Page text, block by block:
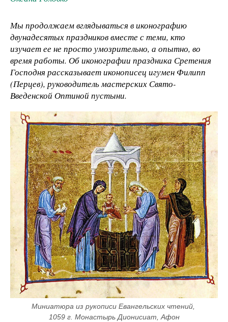
Мы продолжаем вглядываться в иконографию
двунадесятых праздников вместе с теми, кто
изучает ее не просто умозрительно, а опытно, во
время работы. Об иконографии праздника Сретения
Господня рассказывает иконописец игумен Филипп
(Перцев), руководитель мастерских Свято-
Введенской Оптиной пустыни.
Миниатюра из рукописи Евангельских чтений,
1059 г. Монастырь Дионисиат, Афон